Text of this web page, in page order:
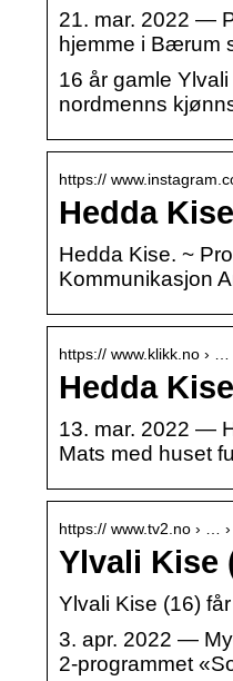
21. mar. 2022 —
hjemme i Bærum
16 år gamle
nordmenns
https://
Hedda
Hedda Kise. ~
Kommunikasjon
https:// www.klikk.no ›
Hedda
13. mar. 2022 —
Mats med huset
https:// www.tv2.no › …
Ylvali Kise
Ylvali Kise (16)
3. apr. 2022 —
2-programmet